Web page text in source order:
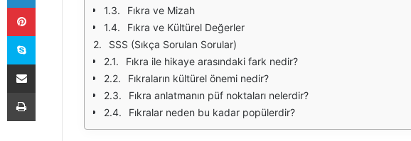
Fıkra ve Mizah
Fıkra ve Kültürel Değerler
SSS (Sıkça Sorulan Sorular)
Fıkra ile hikaye arasındaki fark nedir?
Fıkraların kültürel önemi nedir?
Fıkra anlatmanın püf noktaları nelerdir?
Fıkralar neden bu kadar popülerdir?
Pinterest
Skype
E-Posta ile paylaş